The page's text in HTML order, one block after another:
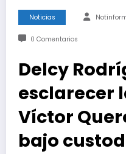
Noticias
0 Comentarios
Delcy
esclarecer
Víctor
bajo